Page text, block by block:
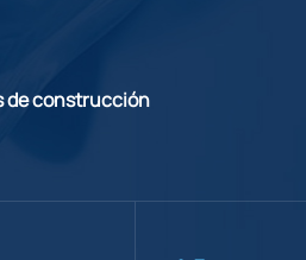
de construcción